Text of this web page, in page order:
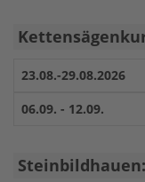
23.08.-29.08.2026
06.09. - 12.09.
Steinbildhauen: